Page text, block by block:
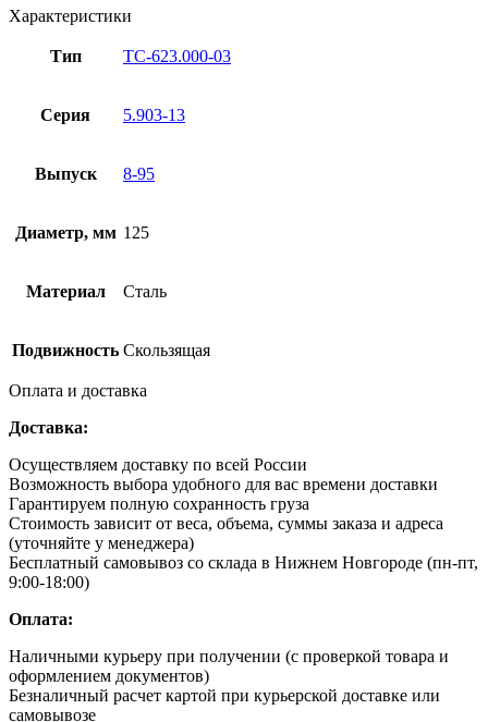
Характеристики
Тип ТС-623.000-03
Серия 5.903-13
Выпуск 8-95
Диаметр, мм 125
Материал Сталь
Подвижность Скользящая
Оплата и доставка
Доставка:
Осуществляем доставку по всей России
Возможность выбора удобного для вас времени доставки
Гарантируем полную сохранность груза
Стоимость зависит от веса, объема, суммы заказа и адреса
(уточняйте у менеджера)
Бесплатный самовывоз со склада в Нижнем Новгороде (пн-пт,
9:00-18:00)
Оплата:
Наличными курьеру при получении (с проверкой товара и
оформлением документов)
Безналичный расчет картой при курьерской доставке или
самовывозе